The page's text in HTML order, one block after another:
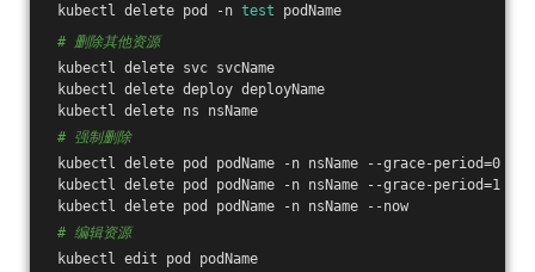
kubectl delete pod -n test podName
# 删除其他资源
kubectl delete svc svcName
kubectl delete deploy deployName
kubectl delete ns nsName
# 强制删除
kubectl delete pod podName -n nsName --grace-period=0 --
kubectl delete pod podName -n nsName --grace-period=1
kubectl delete pod podName -n nsName --now
# 编辑资源
kubectl edit pod podName